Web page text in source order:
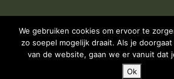
Wij zijn een CRKBO
We gebruiken cookies om ervoor te
zo soepel mogelijk draait. Als je
van de website, gaan we er vanuit dat
Ok